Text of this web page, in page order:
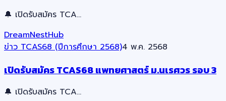
🔔 เปิดรับสมัคร TCA…
DreamNestHub
ข่าว TCAS68 (ปีการศึกษา 2568)4 พ.ค. 2568
เปิดรับสมัคร TCAS68 แพทยศาสตร์ ม.นเรศวร รอบ 3
🔔 เปิดรับสมัคร TCA…